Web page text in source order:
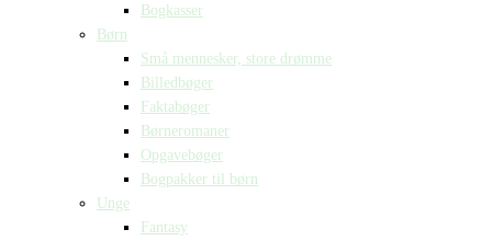
Bogkasser
Børn
Små mennesker, store drømme
Billedbøger
Faktabøger
Børneromaner
Opgavebøger
Bogpakker til børn
Unge
Fantasy